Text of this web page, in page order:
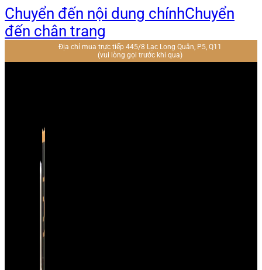
Chuyển đến nội dung chínhChuyển
đến chân trang
Địa chỉ mua trực tiếp 445/8 Lạc Long Quân, P5, Q11
(vui lòng gọi trước khi qua)